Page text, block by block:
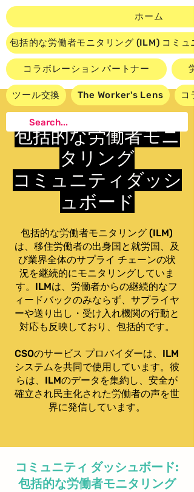
ホーム
包括的な労働者モニタリング (ILM) コミ
コラボレーション パートナー
ツール交換 The Worker's Lens コ
包括的な労働者モニ
タリング
コミュニティダッシ
ュボード
包括的な労働者モニタリング (ILM)
は、移住労働者の出身国と就労国、及
び業界全体のサプライ チェーンの状
況を継続的にモニタリングしていま
す。ILMは、労働者からの継続的なフ
ィードバックのみならず、サプライヤ
ーや送り出し・受け入れ機関の行動と
対応も反映しており、包括的です。
CSOのサービス プロバイダーは、ILM
システムを共同で使用しています。彼
らは、ILMのデータを集約し、安全が
確立され民主化された労働者の声を世
界に発信しています。
コミュニティ ダッシュボード:
包括的な労働者モニタリング